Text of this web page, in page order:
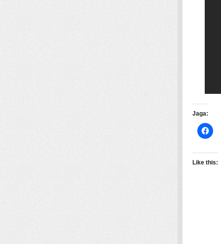
Jaga:
Like this: